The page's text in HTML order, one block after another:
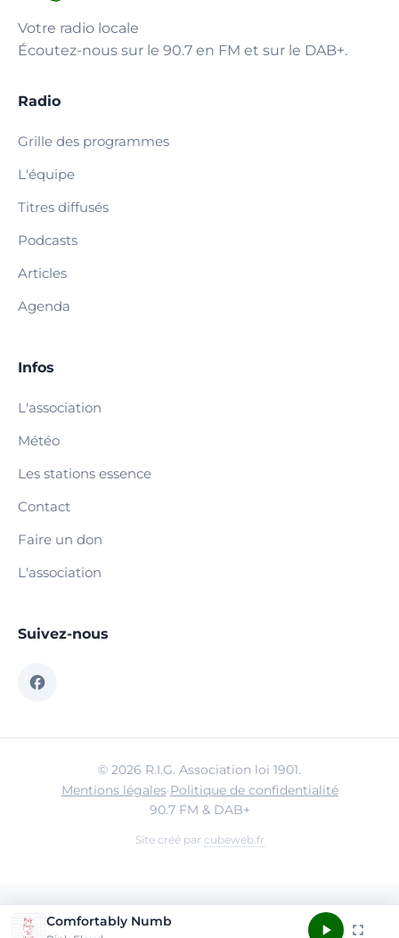
Votre radio locale
Écoutez-nous sur le 90.7 en FM et sur le DAB+.
Radio
Grille des programmes
L'équipe
Titres diffusés
Podcasts
Articles
Agenda
Infos
L'association
Météo
Les stations essence
Contact
Faire un don
L'association
Suivez-nous
© 2026 R.I.G. Association loi 1901.
Mentions légales·Politique de confidentialité
90.7 FM & DAB+
Site créé par cubeweb.fr
Comfortably Numb